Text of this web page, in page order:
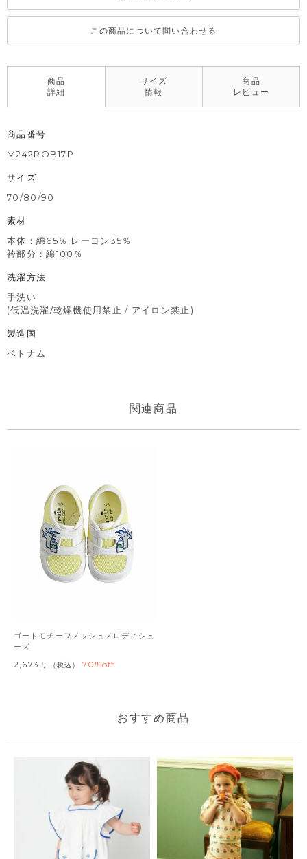
この商品について問い合わせる
商品
詳細
サイズ
情報
商品
レビュー
商品番号
M242ROB17P
サイズ
70/80/90
素材
本体：綿65％,レーヨン35％
衿部分：綿100％
洗濯方法
手洗い
(低温洗濯/乾燥機使用禁止 / アイロン禁止)
製造国
ベトナム
ゴートモチーフメッシュメロディシュ
ーズ
2,673 税込 70%off
おすすめ商品